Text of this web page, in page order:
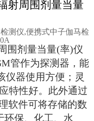
X、γ辐射
(率)仪
中子伽马检测仪
仪,REN800A
γ辐射周围